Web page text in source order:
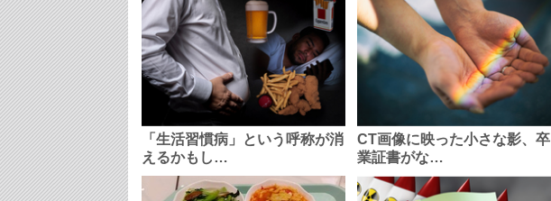
「生活習慣病」という呼称が消
えるかもし…
CT画像に映った小さな影、卒
業証書がな…